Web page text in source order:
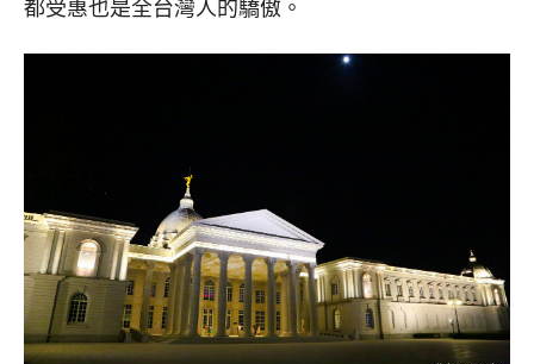
都受惠也是全台灣人的驕傲。